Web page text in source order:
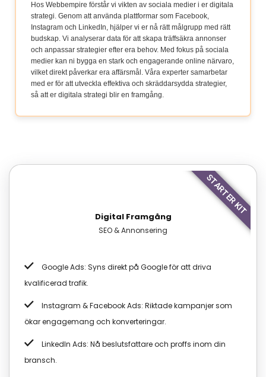
Hos Webbempire förstår vi vikten av sociala medier i er digitala
strategi. Genom att använda plattformar som Facebook,
Instagram och LinkedIn, hjälper vi er nå rätt målgrupp med rätt
budskap. Vi analyserar data för att skapa träffsäkra annonser
och anpassar strategier efter era behov. Med fokus på sociala
medier kan ni bygga en stark och engagerande online närvaro,
vilket direkt påverkar era affärsmål. Våra experter samarbetar
med er för att utveckla effektiva och skräddarsydda strategier,
så att er digitala strategi blir en framgång.
Digital Framgång
SEO & Annonsering
Google Ads: Syns direkt på Google för att driva
kvalificerad trafik.
Instagram & Facebook Ads: Riktade kampanjer som
ökar engagemang och konverteringar.
LinkedIn Ads: Nå beslutsfattare och proffs inom din
bransch.
STARTER KIT